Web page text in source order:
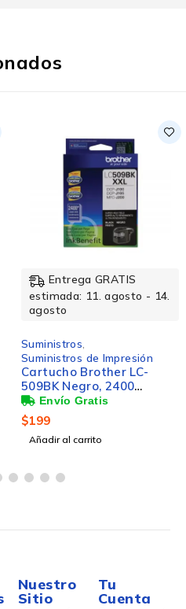
14.
Entrega GRATIS
estimada: 11. agosto
agosto
Suministros
Suministros de
Tanque de Tinta
BT5001Y Amarillo,
Páginas
Añadir al carrito
Nuestro
Sitio
Tu
Cuenta